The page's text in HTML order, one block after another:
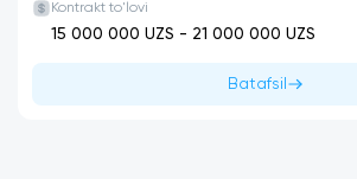
Kontrakt to'lovi
15 000 000 UZS - 21 000 000 UZS
Batafsil